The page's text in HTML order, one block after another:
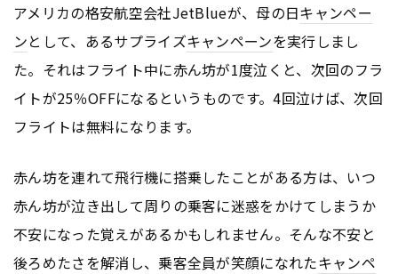
アメリカの格安航空会社JetBlueが、母の日キャンペー
ンとして、あるサプライズキャンペーンを実行しまし
た。それはフライト中に赤ん坊が1度泣くと、次回のフラ
イトが25％OFFになるというものです。4回泣けば、次回
フライトは無料になります。
赤ん坊を連れて飛行機に搭乗したことがある方は、いつ
赤ん坊が泣き出して周りの乗客に迷惑をかけてしまうか
不安になった覚えがあるかもしれません。そんな不安と
後ろめたさを解消し、乗客全員が笑顔になれたキャンペ